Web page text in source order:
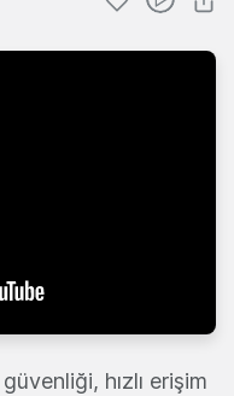
hızlı erişim